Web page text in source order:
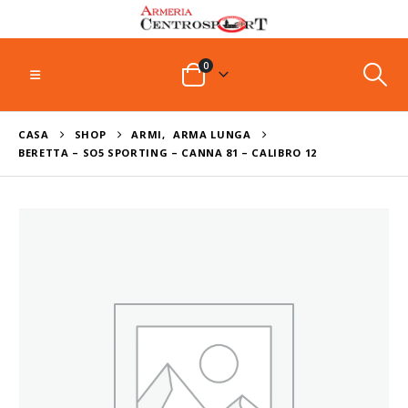
0
CASA SHOP ARMI,
ARMA LUNGA
BERETTA – SO5 SPORTING – CANNA 81 – CALIBRO 12